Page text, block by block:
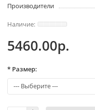
Производители
5460.00р.
* Размер: